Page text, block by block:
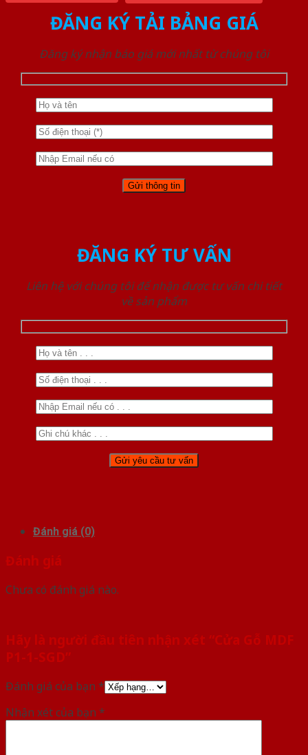
ĐĂNG KÝ TẢI BẢNG GIÁ
Đăng ký nhận báo giá mới nhất từ chúng tôi
ĐĂNG KÝ TƯ VẤN
Liên hệ với chúng tôi để nhận được tư vấn chi tiết
về sản phẩm
Đánh giá (0)
Đánh giá
Chưa có đánh giá nào.
Hãy là người đầu tiên nhận xét “Cửa Gỗ MDF
P1-1-SGD”
Đánh giá của bạn *
Nhận xét của bạn *